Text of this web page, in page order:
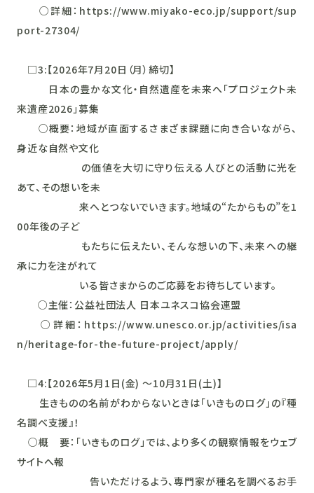
○詳細：https://www.miyako-eco.jp/support/sup
port-27304/
□3:【2026年7月20日（月）締切】
日本の豊かな文化・自然遺産を未来へ「プロジェクト未
来遺産2026」募集
○概要：地域が直面するさまざま課題に向き合いながら、
身近な自然や文化
の価値を大切に守り伝える人びとの活動に光を
あて、その想いを未
来へとつないでいきます。地域の“たからもの”を1
00年後の子ど
もたちに伝えたい、そんな想いの下、未来への継
承に力を注がれて
いる皆さまからのご応募をお待ちしています。
○主催：公益社団法人 日本ユネスコ協会連盟
○詳細：https://www.unesco.or.jp/activities/isa
n/heritage-for-the-future-project/apply/
□4:【2026年5月1日(金) ～10月31日(土)】
生きものの名前がわからないときは「いきものログ」の『種
名調べ支援』！
○概 要：「いきものログ」では、より多くの観察情報をウェブ
サイトへ報
告いただけるよう、専門家が種名を調べるお手